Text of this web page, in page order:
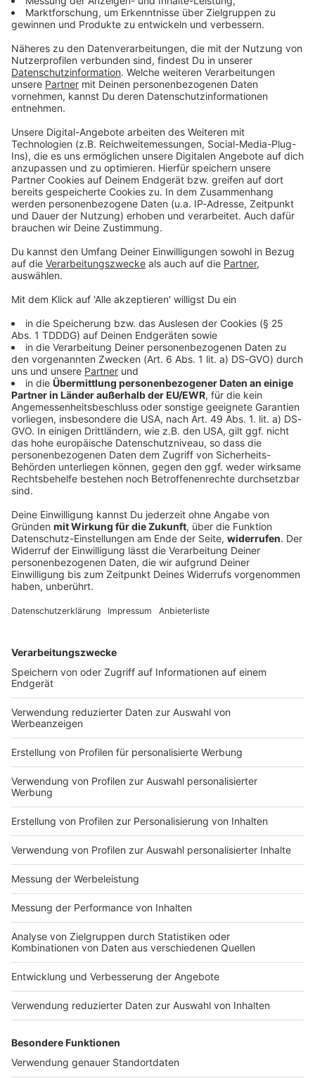
Du möchtest uns etwas sagen?
Studio Hotline
Kontaktformular
Sprachnachricht
© dpa-infocom, dpa:251014-930-162364/2
Bayern
Gewalt bei «Schanzenfest» rund um YouTuber
«Drachenlord»
Schon im vergangenen Jahr kamen Tausende in den
früheren Wohnort des YouTubers «Drachenlord». Nun
«Schanzenfest» ausrücken. Die Bilanz.
DEINE GEMERKTEN ARTIKEL
Du hast dir noch keine Artikel gemerkt
Markiere sie hierfür mit einem
Impressum
Nutzungsbedingungen
Jobs
Presse
Werben
Archiv
ANTENNE BAYERN GROUP
Kontakt
Studio-Hotline
Verkehrs-Hotline
Newsletter